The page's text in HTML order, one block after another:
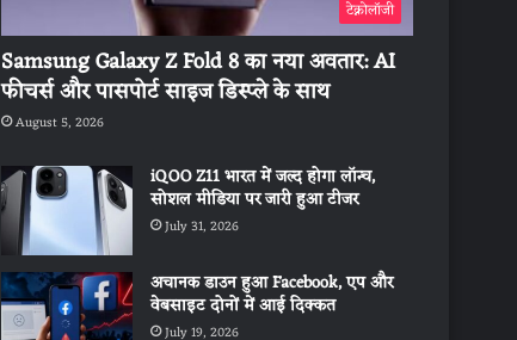
टेक्नोलॉजी
Samsung Galaxy Z Fold 8 का नया अवतार: AI
फीचर्स और पासपोर्ट साइज डिस्प्ले के साथ
August 5, 2026
iQOO Z11 भारत में जल्द होगा लॉन्च,
सोशल मीडिया पर जारी हुआ टीजर
July 31, 2026
अचानक डाउन हुआ Facebook, एप और
वेबसाइट दोनों में आई दिक्कत
July 19, 2026